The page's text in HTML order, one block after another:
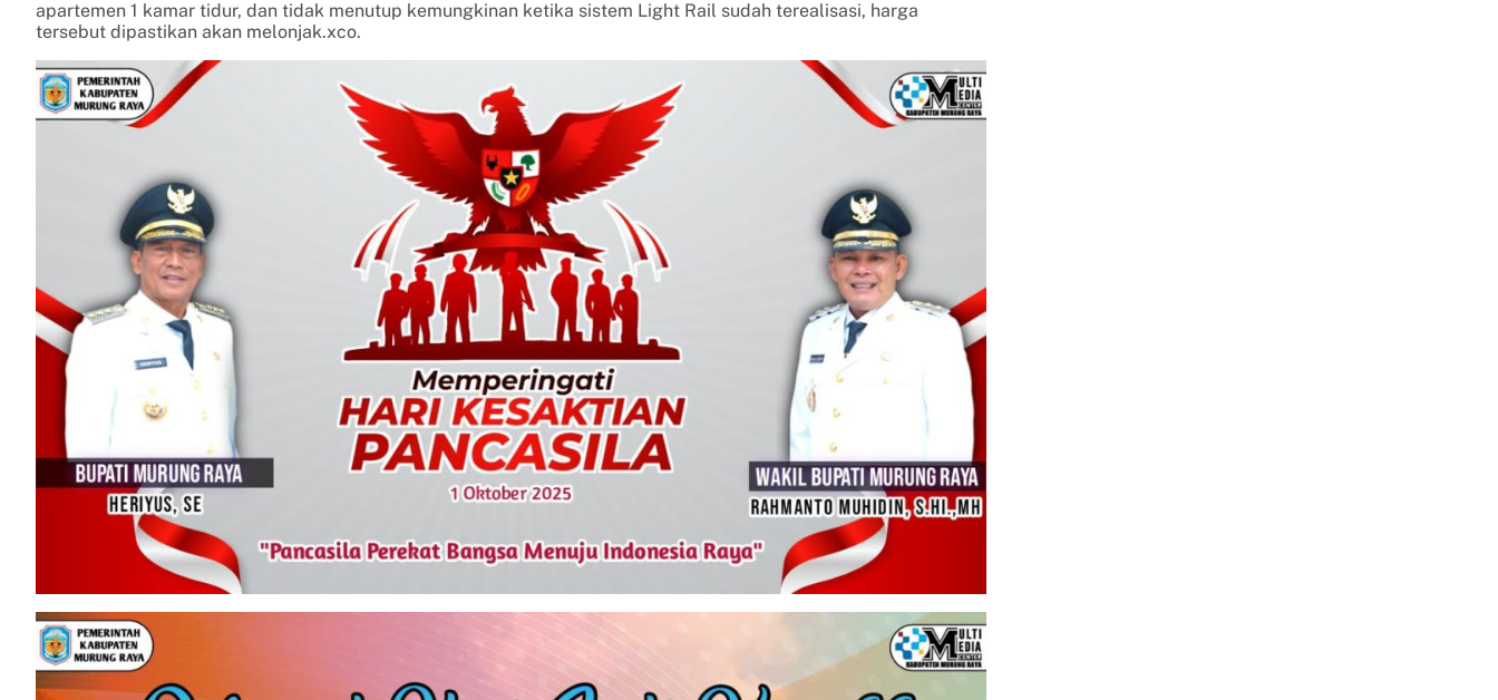
apartemen 1 kamar tidur, dan tidak menutup kemungkinan ketika sistem Light Rail sudah terealisasi, harga
tersebut dipastikan akan melonjak.xco.